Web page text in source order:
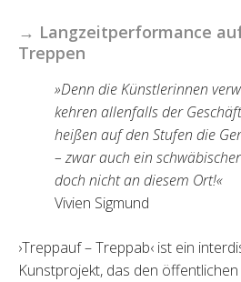
→ Langzeitperformance
Treppen
»Denn die Künstlerinnen
kehren allenfalls der
heißen auf den Stufen die
– zwar auch ein
doch nicht an diesem Ort!«
Vivien Sigmund
›Treppauf – Treppab‹ ist ein
Kunstprojekt, das den